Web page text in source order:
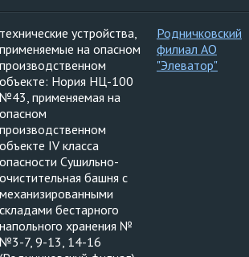
технические устройства,
применяемые на опасном
производственном
объекте: Нория НЦ-100
№43, применяемая на
опасном
производственном
объекте IV класса
опасности Сушильно-
очистительная башня с
механизированными
складами бестарного
напольного хранения №
№3-7, 9-13, 14-16
Родничковский
филиал АО
"Элеватор"